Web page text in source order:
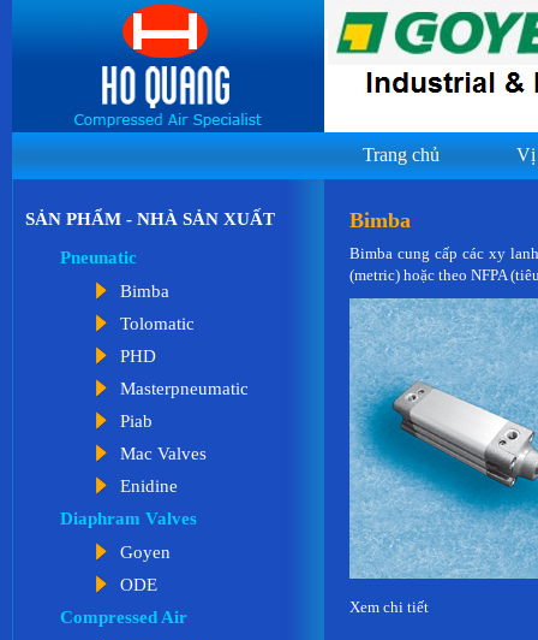
Trang chủ Vị
SẢN PHẨM - NHÀ SẢN XUẤT
Pneunatic
Bimba
Tolomatic
PHD
Masterpneumatic
Piab
Mac Valves
Enidine
Diaphram Valves
Goyen
ODE
Compressed Air
Bimba
Bimba cung cấp các xy
(metric) hoặc theo NFPA
Xem chi tiết